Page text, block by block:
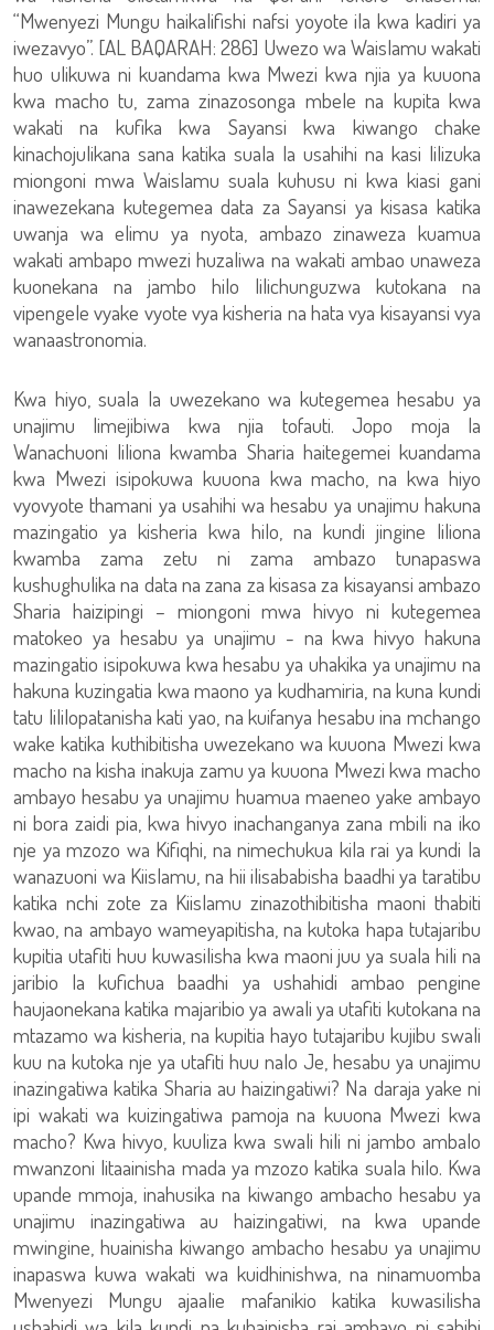
“Mwenyezi Mungu haikalifishi nafsi yoyote ila kwa kadiri ya
iwezavyo”. [AL BAQARAH: 286] Uwezo wa Waislamu wakati
huo ulikuwa ni kuandama kwa Mwezi kwa njia ya kuuona
kwa macho tu, zama zinazosonga mbele na kupita kwa
wakati na kufika kwa Sayansi kwa kiwango chake
kinachojulikana sana katika suala la usahihi na kasi lilizuka
miongoni mwa Waislamu suala kuhusu ni kwa kiasi gani
inawezekana kutegemea data za Sayansi ya kisasa katika
uwanja wa elimu ya nyota, ambazo zinaweza kuamua
wakati ambapo mwezi huzaliwa na wakati ambao unaweza
kuonekana na jambo hilo lilichunguzwa kutokana na
vipengele vyake vyote vya kisheria na hata vya kisayansi vya
wanaastronomia.
Kwa hiyo, suala la uwezekano wa kutegemea hesabu ya
unajimu limejibiwa kwa njia tofauti. Jopo moja la
Wanachuoni liliona kwamba Sharia haitegemei kuandama
kwa Mwezi isipokuwa kuuona kwa macho, na kwa hiyo
vyovyote thamani ya usahihi wa hesabu ya unajimu hakuna
mazingatio ya kisheria kwa hilo, na kundi jingine liliona
kwamba zama zetu ni zama ambazo tunapaswa
kushughulika na data na zana za kisasa za kisayansi ambazo
Sharia haizipingi – miongoni mwa hivyo ni kutegemea
matokeo ya hesabu ya unajimu - na kwa hivyo hakuna
mazingatio isipokuwa kwa hesabu ya uhakika ya unajimu na
hakuna kuzingatia kwa maono ya kudhamiria, na kuna kundi
tatu lililopatanisha kati yao, na kuifanya hesabu ina mchango
wake katika kuthibitisha uwezekano wa kuuona Mwezi kwa
macho na kisha inakuja zamu ya kuuona Mwezi kwa macho
ambayo hesabu ya unajimu huamua maeneo yake ambayo
ni bora zaidi pia, kwa hivyo inachanganya zana mbili na iko
nje ya mzozo wa Kifiqhi, na nimechukua kila rai ya kundi la
wanazuoni wa Kiislamu, na hii ilisababisha baadhi ya taratibu
katika nchi zote za Kiislamu zinazothibitisha maoni thabiti
kwao, na ambayo wameyapitisha, na kutoka hapa tutajaribu
kupitia utafiti huu kuwasilisha kwa maoni juu ya suala hili na
jaribio la kufichua baadhi ya ushahidi ambao pengine
haujaonekana katika majaribio ya awali ya utafiti kutokana na
mtazamo wa kisheria, na kupitia hayo tutajaribu kujibu swali
kuu na kutoka nje ya utafiti huu nalo Je, hesabu ya unajimu
inazingatiwa katika Sharia au haizingatiwi? Na daraja yake ni
ipi wakati wa kuizingatiwa pamoja na kuuona Mwezi kwa
macho? Kwa hivyo, kuuliza kwa swali hili ni jambo ambalo
mwanzoni litaainisha mada ya mzozo katika suala hilo. Kwa
upande mmoja, inahusika na kiwango ambacho hesabu ya
unajimu inazingatiwa au haizingatiwi, na kwa upande
mwingine, huainisha kiwango ambacho hesabu ya unajimu
inapaswa kuwa wakati wa kuidhinishwa, na ninamuomba
Mwenyezi Mungu ajaalie mafanikio katika kuwasilisha